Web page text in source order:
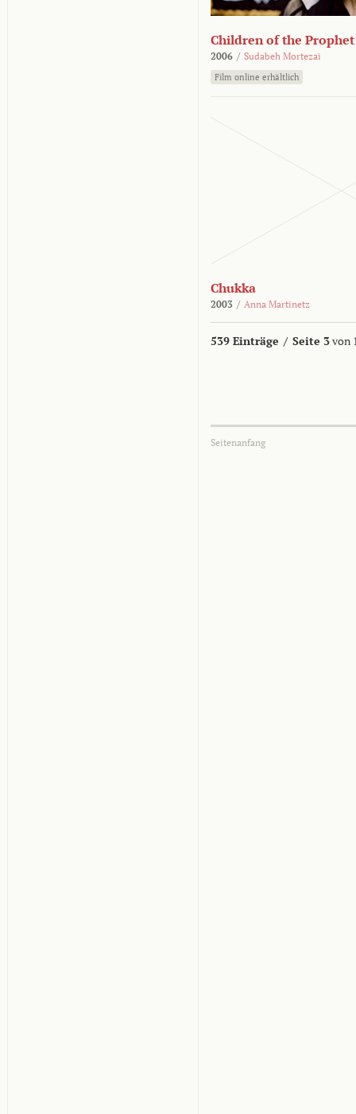
Children of the Prophet
2006 / Sudabeh Mortezai
Film online erhältlich
Chukka
2003 / Anna Martinetz
539 Einträge / Seite 3von
Seitenanfang